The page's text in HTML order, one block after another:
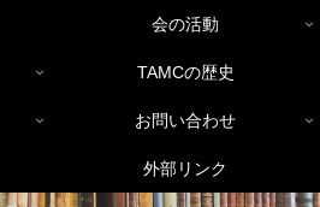
会の活動
TAMCの歴史
お問い合わせ
外部リンク